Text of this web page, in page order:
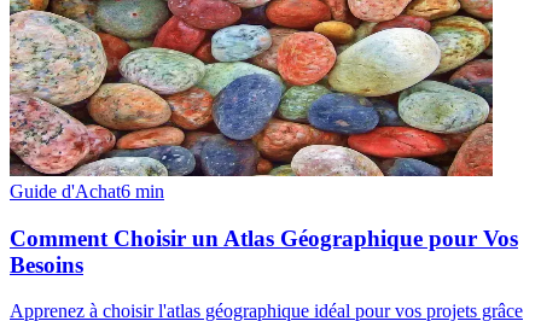
Guide d'Achat6 min
Comment Choisir un Atlas Géographique pour Vos
Besoins
Apprenez à choisir l'atlas géographique idéal pour vos projets grâce